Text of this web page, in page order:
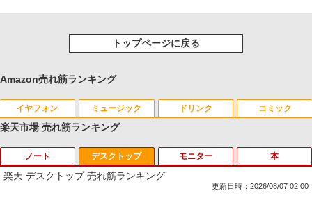
トップページに戻る
Amazon売れ筋ランキング
イヤフォン
Anker Soundcore P40i オフホワイト
￥7,990
ミュージック
BRUCE WAYNE feat. Flo Milli, ATL Jacob
[Explicit]
ドリンク
【Amazon.co.jp限定】 い・ろ・は・す 2L P
ET ラベルレス ×8本
コミック
薬屋のひとりごと 17巻 (デジタル版ビッグガ
ンガンコミックス)
楽天市場 売れ筋ランキング
ノート デスクトップ
楽天 デスクトップ 売れ筋ランキング
更新日時：2026/08/07 02:00
モニター 本